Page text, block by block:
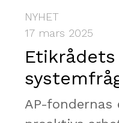
NYHET
17 mars 2025
AP-fondernas